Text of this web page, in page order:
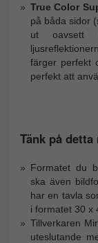
True Color
på båda sidor
ut oavsett
färger perfekt
perfekt att
Tänk på
Formatet du
ska även
har en tavla
i formatet 30 x
Tillverkaren
uteslutande